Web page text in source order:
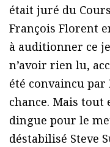
était juré du
François Florent
à auditionner ce
n’avoir rien lu,
été convaincu
chance. Mais
dingue pour le
déstabilisé Steve